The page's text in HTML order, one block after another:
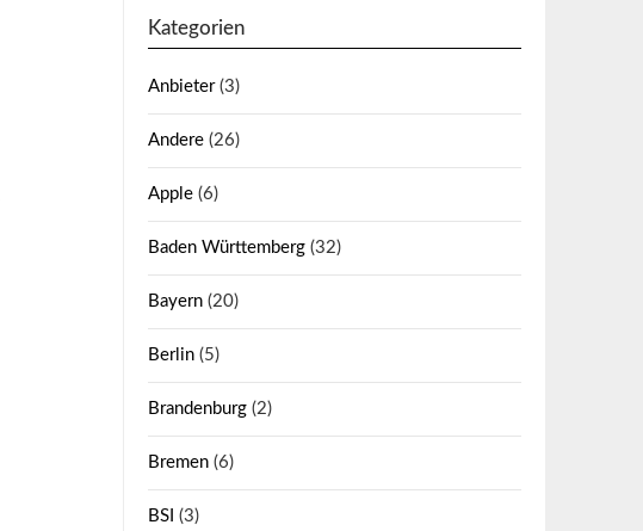
Kategorien
Anbieter(3)
Andere(26)
Apple(6)
Baden Württemberg(32)
Bayern(20)
Berlin(5)
Brandenburg(2)
Bremen(6)
BSI (3)